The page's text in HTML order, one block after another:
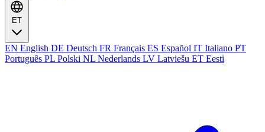
ET
EN English DE Deutsch FR Français ES Español IT Italiano PT
Português PL Polski NL Nederlands LV Latviešu ET Eesti